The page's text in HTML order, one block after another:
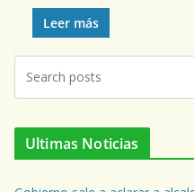
Leer más
Ultimas Noticias